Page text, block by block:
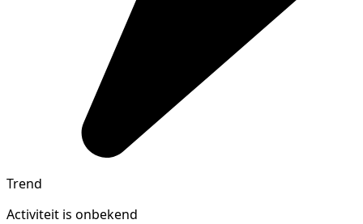
Trend
Activiteit is onbekend